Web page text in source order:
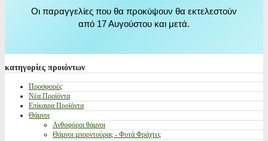
Οι παραγγελίες που θα προκύψουν θα εκτελεστούν
από 17 Αυγούστου και μετά.
κατηγορίες προιόντων
Προσφορές
Νέα Προϊόντα
Επίκαιρα Προϊόντα
Θάμνοι
Ανθοφόροι θάμνοι
Θάμνοι μπορντούρας - Φυτά Φράχτες